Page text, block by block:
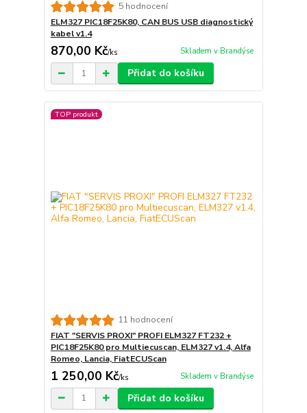
5 hodnocení
ELM327 PIC18F25K80, CAN BUS USB diagnostický
kabel v1.4
870,00 Kč/ks Skladem v Brandýse
Přidat do košíku
TOP produkt
11 hodnocení
FIAT "SERVIS PROXI" PROFI ELM327 FT232 +
PIC18F25K80 pro Multiecuscan, ELM327 v1.4, Alfa
Romeo, Lancia, FiatECUScan
1 250,00 Kč/ks Skladem v Brandýse
Přidat do košíku